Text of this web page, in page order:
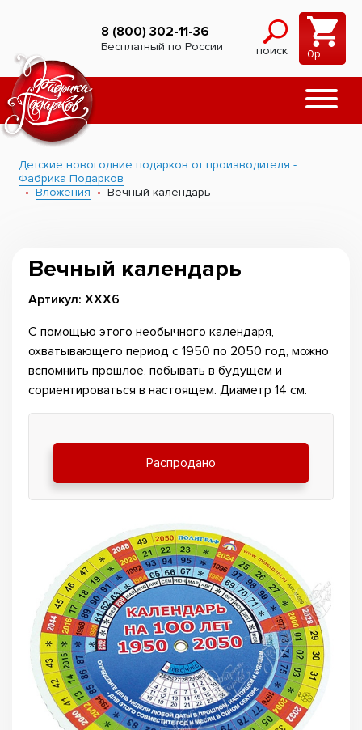
8 (800) 302-11-36
Бесплатный по России поиск 0р.
Детские новогодние подарков от производителя -
Фабрика Подарков
Вложения
Вечный календарь
Вечный календарь
Артикул: ХХХ6
С помощью этого необычного календаря,
охватывающего период с 1950 по 2050 год, можно
вспомнить прошлое, побывать в будущем и
сориентироваться в настоящем. Диаметр 14 см.
Распродано